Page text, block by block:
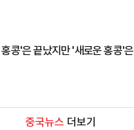
콩'은 끝났지만 '새로운 홍콩'은
중국뉴스 더보기